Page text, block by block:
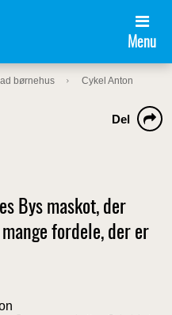
Menu
børnehus Cykel Anton
Del
Bys maskot, der
fordele, der er